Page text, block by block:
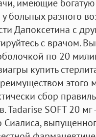
больных разного
Дапоксетина с
с врачом.
по 20
купить
этого
сбор
Tadarise SOFT 20
Сиалиса,